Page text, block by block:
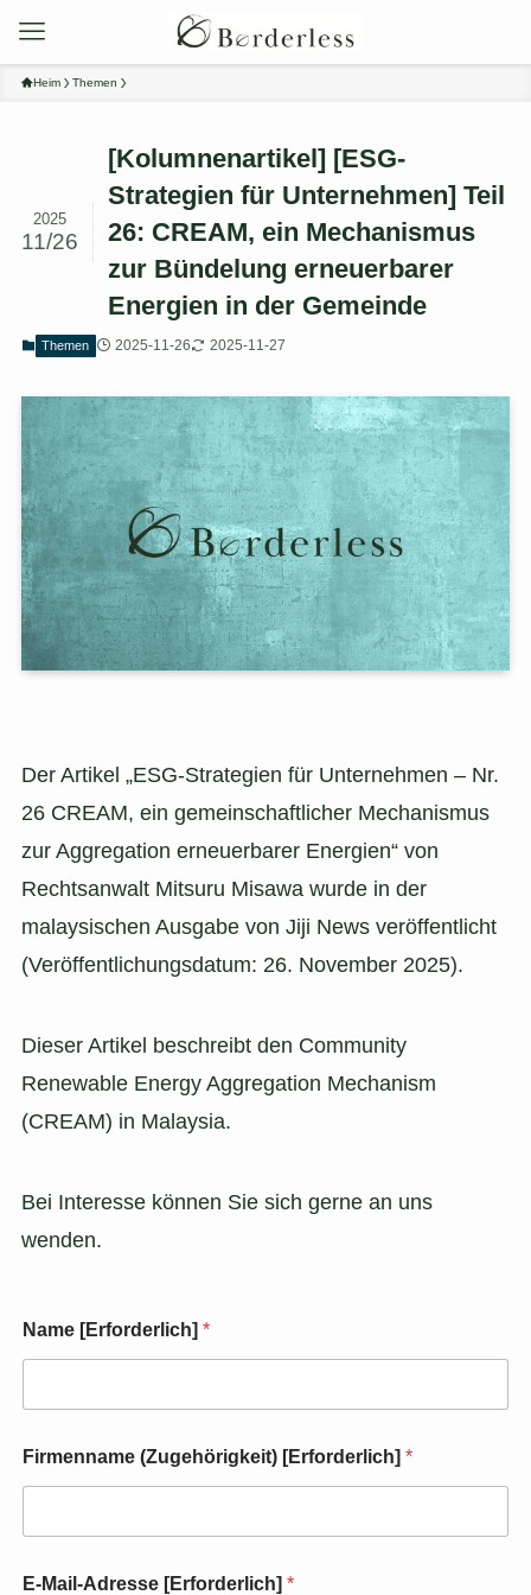
Heim Themen
[Kolumnenartikel] [ESG-
Strategien für Unternehmen] Teil
26: CREAM, ein Mechanismus
zur Bündelung erneuerbarer
Energien in der Gemeinde
2025
11/26
Themen 2025-11-26 2025-11-27
Der Artikel „ESG-Strategien für Unternehmen – Nr.
26 CREAM, ein gemeinschaftlicher Mechanismus
zur Aggregation erneuerbarer Energien“ von
Rechtsanwalt Mitsuru Misawa wurde in der
malaysischen Ausgabe von Jiji News veröffentlicht
(Veröffentlichungsdatum: 26. November 2025).
Dieser Artikel beschreibt den Community
Renewable Energy Aggregation Mechanism
(CREAM) in Malaysia.
Bei Interesse können Sie sich gerne an uns
wenden.
Name [Erforderlich] *
e
r
o
d
Firmenname (Zugehörigkeit) [Erforderlich] *
E-Mail-Adresse [Erforderlich] *